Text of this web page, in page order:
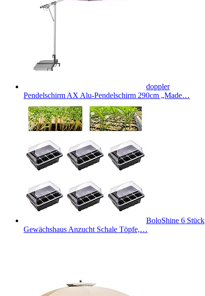
doppler
Pendelschirm AX Alu-Pendelschirm 290cm „Made…
BoloShine 6 Stück
Gewächshaus Anzucht Schale Töpfe,…